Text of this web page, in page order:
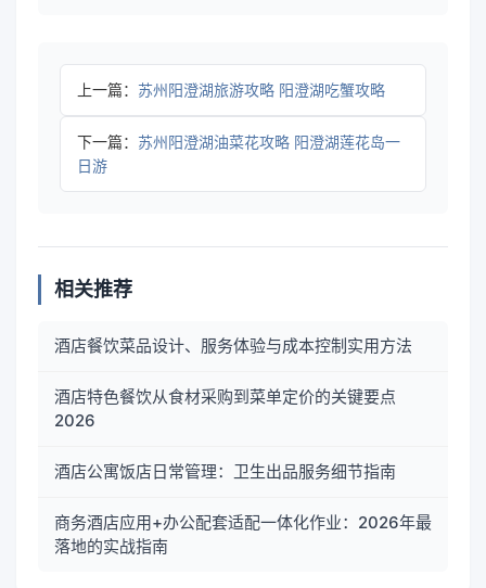
上一篇： 苏州阳澄湖旅游攻略 阳澄湖吃蟹攻略
下一篇： 苏州阳澄湖油菜花攻略 阳澄湖莲花岛一
日游
相关推荐
酒店餐饮菜品设计、服务体验与成本控制实用方法
酒店特色餐饮从食材采购到菜单定价的关键要点
2026
酒店公寓饭店日常管理：卫生出品服务细节指南
商务酒店应用+办公配套适配一体化作业：2026年最
落地的实战指南